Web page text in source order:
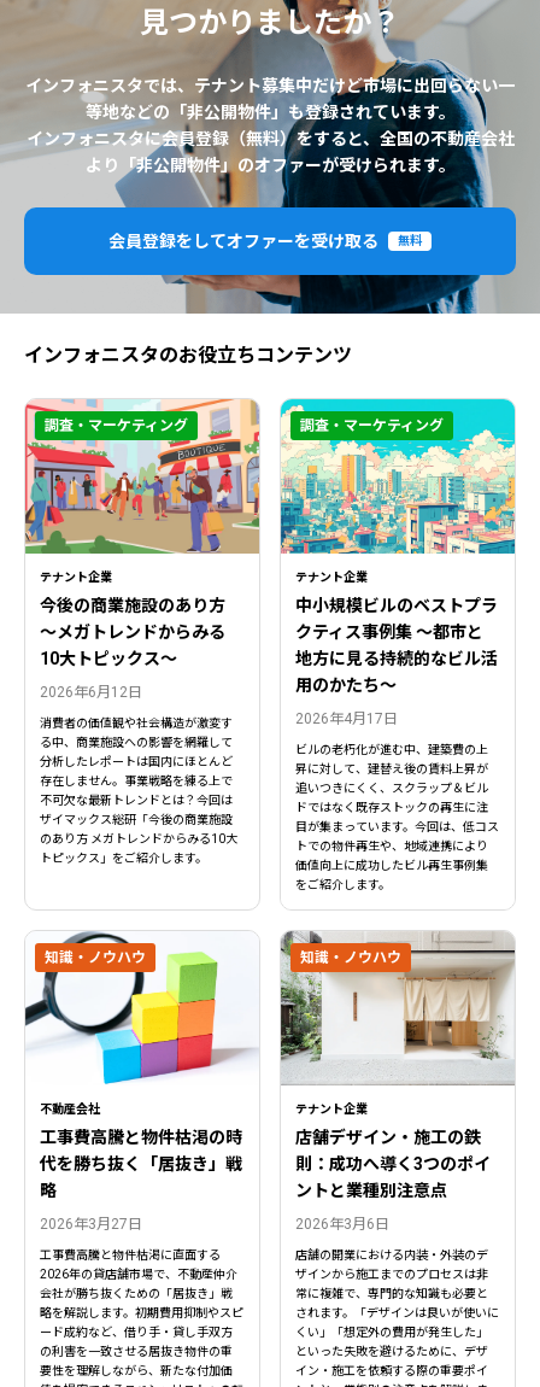
見つかりましたか？
インフォニスタでは、テナント募集中だけど市場に出回らない一
等地などの「非公開物件」も登録されています。
インフォニスタに会員登録（無料）をすると、全国の不動産会社
より「非公開物件」のオファーが受けられます。
会員登録をしてオファーを受け取る 無料
インフォニスタのお役立ちコンテンツ
テナント企業
今後の商業施設のあり方
〜メガトレンドからみる
10大トピックス〜
2026年6月12日
消費者の価値観や社会構造が激変す
る中、商業施設への影響を網羅して
分析したレポートは国内にほとんど
存在しません。事業戦略を練る上で
不可欠な最新トレンドとは？今回は
ザイマックス総研「今後の商業施設
のあり方 メガトレンドからみる10大
トピックス」をご紹介します。
調査・マーケティング
テナント企業
中小規模ビルのベストプラ
クティス事例集 ～都市と
地方に見る持続的なビル活
用のかたち～
2026年4月17日
ビルの老朽化が進む中、建築費の上
昇に対して、建替え後の賃料上昇が
追いつきにくく、スクラップ＆ビル
ドではなく既存ストックの再生に注
目が集まっています。今回は、低コス
トでの物件再生や、地域連携により
価値向上に成功したビル再生事例集
をご紹介します。
調査・マーケティング
不動産会社
工事費高騰と物件枯渇の時
代を勝ち抜く「居抜き」戦
略
2026年3月27日
工事費高騰と物件枯渇に直面する
2026年の貸店舗市場で、不動産仲介
会社が勝ち抜くための「居抜き」戦
略を解説します。初期費用抑制やスピ
ード成約など、借り手・貸し手双方
の利害を一致させる居抜き物件の重
要性を理解しながら、新たな付加価
知識・ノウハウ
テナント企業
店舗デザイン・施工の鉄
則：成功へ導く3つのポイ
ントと業種別注意点
2026年3月6日
店舗の開業における内装・外装のデ
ザインから施工までのプロセスは非
常に複雑で、専門的な知識も必要と
されます。「デザインは良いが使いに
くい」「想定外の費用が発生した」
といった失敗を避けるために、デザ
イン・施工を依頼する際の重要ポイ
知識・ノウハウ